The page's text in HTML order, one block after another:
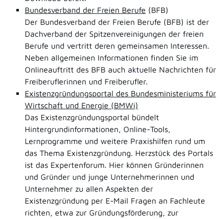
Bundesverband der Freien Berufe (BFB)
Der Bundesverband der Freien Berufe (BFB) ist der
Dachverband der Spitzenvereinigungen der freien
Berufe und vertritt deren gemeinsamen Interessen.
Neben allgemeinen Informationen finden Sie im
Onlineauftritt des BFB auch aktuelle Nachrichten für
Freiberuflerinnen und Freiberufler.
Existenzgründungsportal des Bundesministeriums für
Wirtschaft und Energie (BMWi)
Das Existenzgründungsportal bündelt
Hintergrundinformationen, Online-Tools,
Lernprogramme und weitere Praxishilfen rund um
das Thema Existenzgründung. Herzstück des Portals
ist das Expertenforum. Hier können Gründerinnen
und Gründer und junge Unternehmerinnen und
Unternehmer zu allen Aspekten der
Existenzgründung per E-Mail Fragen an Fachleute
richten, etwa zur Gründungsförderung, zur